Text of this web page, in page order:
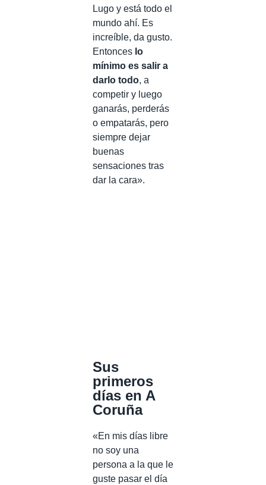
Lugo y está todo el
mundo ahí. Es
increíble, da gusto.
Entonces lo
mínimo es salir a
darlo todo, a
competir y luego
ganarás, perderás
o empatarás, pero
siempre dejar
buenas
sensaciones tras
dar la cara».
Sus
primeros
días en A
Coruña
«En mis días libre
no soy una
persona a la que le
guste pasar el día